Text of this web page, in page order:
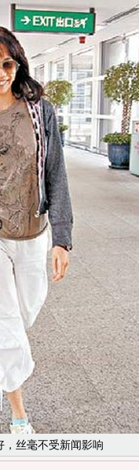
，丝毫不受新闻影响